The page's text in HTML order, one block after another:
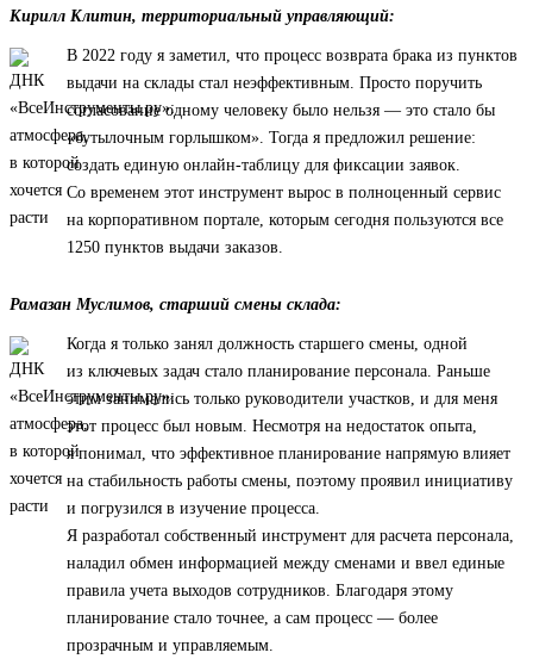
Кирилл Клитин, территориальный управляющий:
В 2022 году я заметил, что процесс возврата брака из пунктов
выдачи на склады стал неэффективным. Просто поручить
согласование одному человеку было нельзя — это стало бы
«бутылочным горлышком». Тогда я предложил решение:
создать единую онлайн-таблицу для фиксации заявок.
Со временем этот инструмент вырос в полноценный сервис
на корпоративном портале, которым сегодня пользуются все
1250 пунктов выдачи заказов.
Рамазан Муслимов, старший смены склада:
Когда я только занял должность старшего смены, одной
из ключевых задач стало планирование персонала. Раньше
этим занимались только руководители участков, и для меня
этот процесс был новым. Несмотря на недостаток опыта,
я понимал, что эффективное планирование напрямую влияет
на стабильность работы смены, поэтому проявил инициативу
и погрузился в изучение процесса.
Я разработал собственный инструмент для расчета персонала,
наладил обмен информацией между сменами и ввел единые
правила учета выходов сотрудников. Благодаря этому
планирование стало точнее, а сам процесс — более
прозрачным и управляемым.